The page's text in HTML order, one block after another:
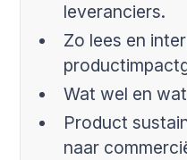
leveranciers.
Zo lees en
Wat wel en
Product
naar